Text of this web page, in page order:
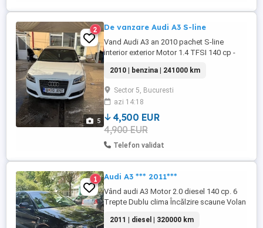
5
2 De vanzare Audi A3 S-line
Vand Audi A3 an 2010 pachet S-line
interior exterior Motor 1.4 TFSI 140 cp -
-Inchidere centralizata -Senzori spate -Cui
tractare -Stopuri pozitie led -Jante aliaj -
Norma poluare euro 5 -Comenzi volan -
Cutie manuala 6+1 trepte -Suspensie
sport Masina este in ...
2010 | benzina | 241000 km
Sector 5, Bucuresti
azi 14:18
4,500 EUR
4,900 EUR
Telefon validat
1 Audi A3 *** 2011***
Vând audi A3 Motor 2.0 diesel 140 cp. 6
Trepte Dublu clima Încălzire scaune Volan
omologata Oglinzi electrice încălzite
2011 | diesel | 320000 km